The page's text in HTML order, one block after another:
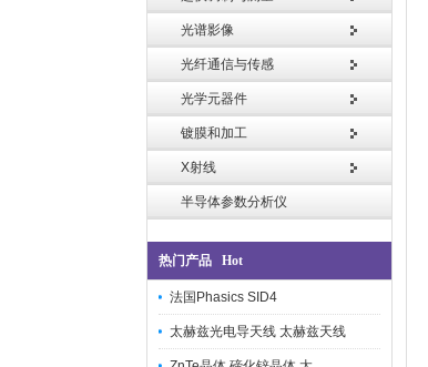
光谱影像
光纤通信与传感
光学元器件
镀膜和加工
X射线
半导体参数分析仪
热门产品 Hot
法国Phasics SID4
太赫兹光电导天线 太赫兹天线